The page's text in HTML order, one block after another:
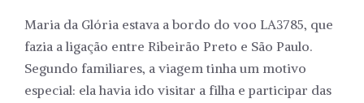
Maria da Glória estava a bordo do voo LA3785, que
fazia a ligação entre Ribeirão Preto e São Paulo.
Segundo familiares, a viagem tinha um motivo
especial: ela havia ido visitar a filha e participar das